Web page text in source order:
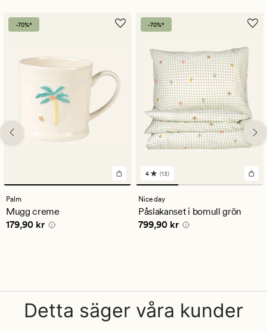
-70%*
Palm
Mugg creme
Pris 179,90 kr
179,90 kr
-70%*
13
omdömen
med
ett
genomsnittligt
betyg
4 (13)
Nice day
Påslakanset i bomull grön
Pris 799,90 kr
799,90 kr
Detta säger våra kunder